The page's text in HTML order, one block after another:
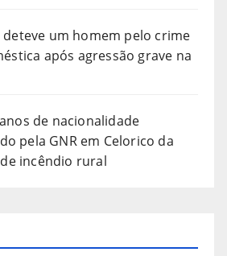
deteve um homem pelo crime
após agressão grave na
de nacionalidade
pela GNR em Celorico da
incêndio rural